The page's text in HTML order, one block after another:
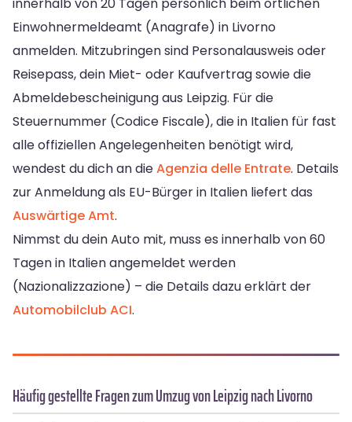
innerhalb von 20 Tagen persönlich beim örtlichen
Einwohnermeldeamt (Anagrafe) in Livorno
anmelden. Mitzubringen sind Personalausweis oder
Reisepass, dein Miet- oder Kaufvertrag sowie die
Abmeldebescheinigung aus Leipzig. Für die
Steuernummer (Codice Fiscale), die in Italien für fast
alle offiziellen Angelegenheiten benötigt wird,
wendest du dich an dieAgenzia delle Entrate. Details
zur Anmeldung als EU-Bürger in Italien liefert das
Auswärtige Amt.
Nimmst du dein Auto mit, muss es innerhalb von 60
Tagen in Italien angemeldet werden
(Nazionalizzazione) – die Details dazu erklärt der
Automobilclub ACI.
Häufig gestellte Fragen zum Umzug von Leipzig nach Livorno